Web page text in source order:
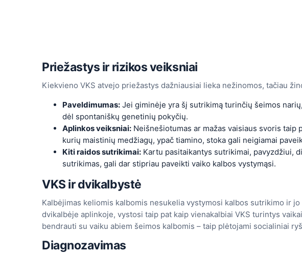
Priežastys ir rizikos veiksniai
Kiekvieno VKS atvejo priežastys dažniausiai lieka nežinomos, tačiau
Paveldimumas: Jei giminėje yra šį sutrikimą turinčių šeimos
dėl spontaniškų genetinių pokyčių.
Aplinkos veiksniai: Neišnešiotumas ar mažas vaisiaus svoris taip
kurių maistinių medžiagų, ypač tiamino, stoka gali neigiamai
Kiti raidos sutrikimai: Kartu pasitaikantys sutrikimai, pavyzdžiui,
sutrikimas, gali dar stipriau paveikti vaiko kalbos vystymąsi.
VKS ir dvikalbystė
Kalbėjimas keliomis kalbomis nesukelia vystymosi kalbos sutrikimo ir jo
dvikalbėje aplinkoje, vystosi taip pat kaip vienakalbiai VKS turintys
bendrauti su vaiku abiem šeimos kalbomis – taip plėtojami socialiniai
Diagnozavimas